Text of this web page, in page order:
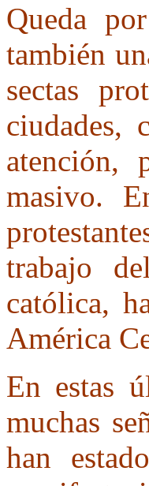
Queda
también
sectas
ciudades,
atención,
masivo.
trabajo
católica,
América
En estas
muchas
han